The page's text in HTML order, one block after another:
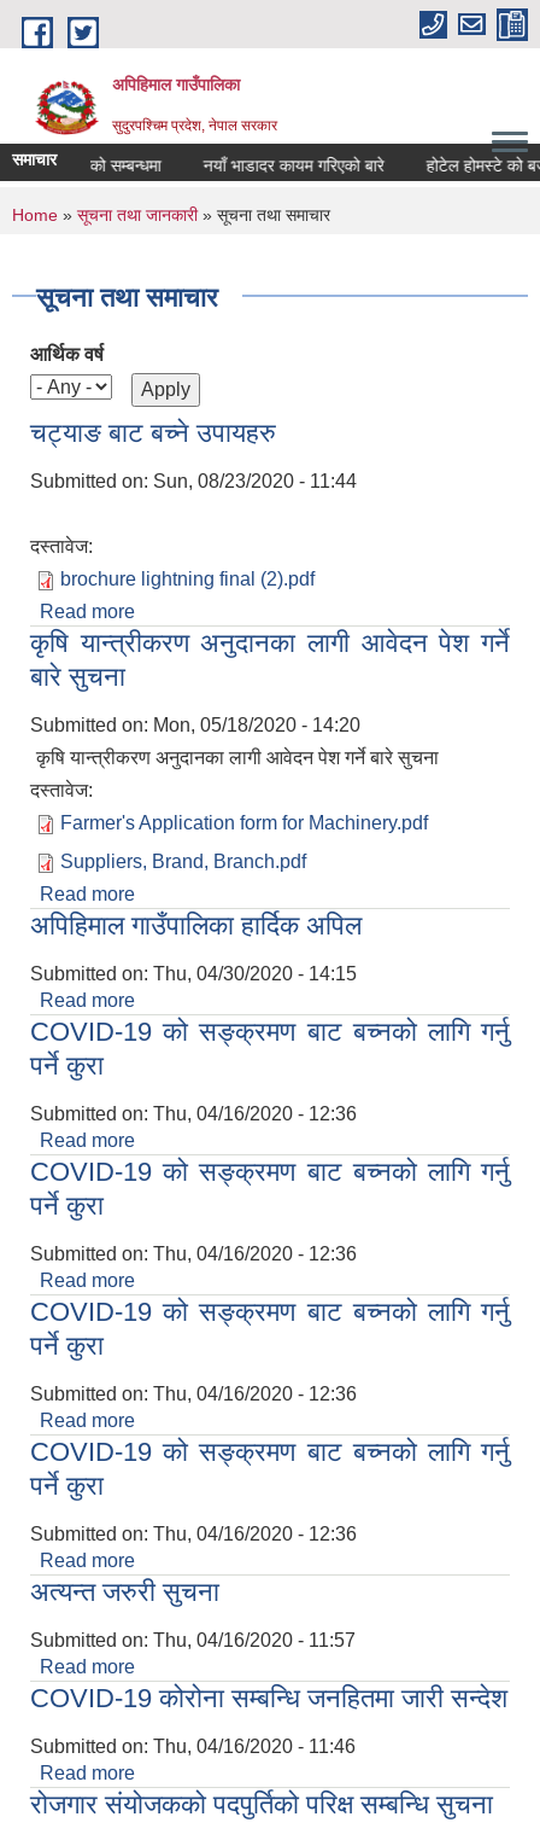
Skip to main content
अपिहिमाल गाउँपालिका
सुदुरपश्चिम प्रदेश, नेपाल सरकार
समाचारगरिएको सम्बन्धमा नयाँ भाडादर कायम गरिएको बारे होटेल होमस्टे को
You are here
Home » सूचना तथा जानकारी» सूचना तथा समाचार
सूचना तथा समाचार
आर्थिक वर्ष
चट्याङ बाट बच्ने उपायहरु
Submitted on: Sun, 08/23/2020 - 11:44
दस्तावेज:
brochure lightning final (2).pdf
Read more
कृषि यान्त्रीकरण अनुदानका लागी आवेदन पेश गर्ने
बारे सुचना
Submitted on: Mon, 05/18/2020 - 14:20
कृषि यान्त्रीकरण अनुदानका लागी आवेदन पेश गर्ने बारे सुचना
दस्तावेज:
Farmer's Application form for Machinery.pdf
Suppliers, Brand, Branch.pdf
Read more
बारे सुचना
अपिहिमाल गाउँपालिका हार्दिक अपिल
Submitted on: Thu, 04/30/2020 - 14:15
Read more
COVID-19 को सङ्क्रमण बाट बच्नको लागि गर्नु
पर्ने कुरा
Submitted on: Thu, 04/16/2020 - 12:36
Read more
पर्ने कुरा
COVID-19 को सङ्क्रमण बाट बच्नको लागि गर्नु
पर्ने कुरा
Submitted on: Thu, 04/16/2020 - 12:36
Read more
पर्ने कुरा
COVID-19 को सङ्क्रमण बाट बच्नको लागि गर्नु
पर्ने कुरा
Submitted on: Thu, 04/16/2020 - 12:36
Read more
पर्ने कुरा
COVID-19 को सङ्क्रमण बाट बच्नको लागि गर्नु
पर्ने कुरा
Submitted on: Thu, 04/16/2020 - 12:36
Read more
पर्ने कुरा
अत्यन्त जरुरी सुचना
Submitted on: Thu, 04/16/2020 - 11:57
Read more
COVID-19 कोरोना सम्बन्धि जनहितमा जारी सन्देश
Submitted on: Thu, 04/16/2020 - 11:46
Read more
रोजगार संयोजकको पदपुर्तिको परिक्ष सम्बन्धि सुचना